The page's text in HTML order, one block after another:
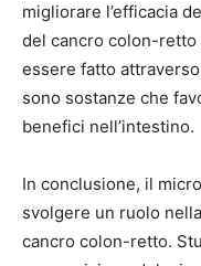
migliorare l’efficacia
del cancro colon-
essere fatto
sono sostanze che
benefici nell’intestino.
In conclusione, il
svolgere un ruolo
cancro colon-retto.